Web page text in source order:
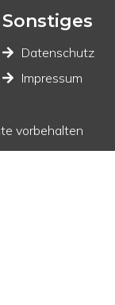
Sonstiges
Datenschutz
Impressum
vorbehalten